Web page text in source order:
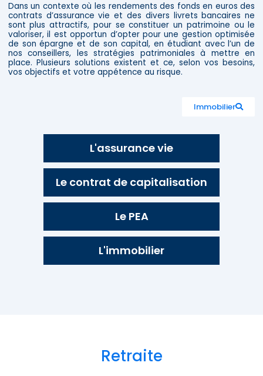
Dans un contexte où les rendements des fonds en euros des
contrats d’assurance vie et des divers livrets bancaires ne
sont plus attractifs, pour se constituer un patrimoine ou le
valoriser, il est opportun d’opter pour une gestion optimisée
de son épargne et de son capital, en étudiant avec l’un de
nos conseillers, les stratégies patrimoniales à mettre en
place. Plusieurs solutions existent et ce, selon vos besoins,
vos objectifs et votre appétence au risque.
Immobilier
L'assurance vie
Le contrat de capitalisation
Le PEA
L'immobilier
Retraite